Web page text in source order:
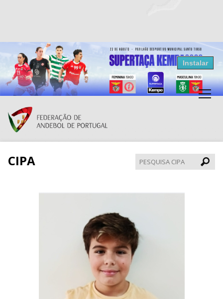
Resultados Andebol
Federação de Andebol de Portugal
Grátis - Disponivel na Play Store
Instalar
CIPA
CIPA